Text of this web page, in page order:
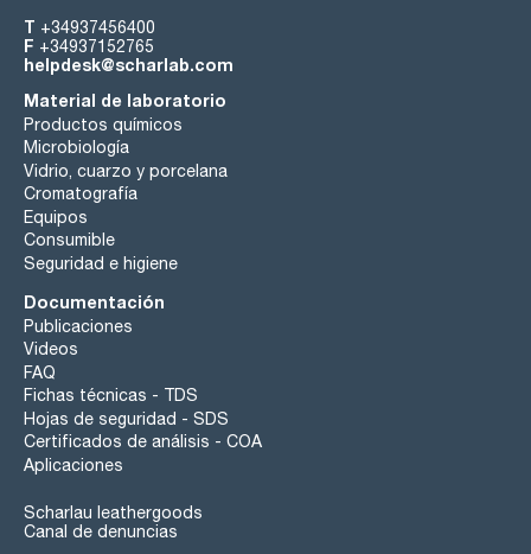
T +34937456400
F +34937152765
helpdesk@scharlab.com
Material de laboratorio
Productos químicos
Microbiología
Vidrio, cuarzo y porcelana
Cromatografía
Equipos
Consumible
Seguridad e higiene
Documentación
Publicaciones
Videos
FAQ
Fichas técnicas - TDS
Hojas de seguridad - SDS
Certificados de análisis - COA
Aplicaciones
Scharlau leathergoods
Canal de denuncias